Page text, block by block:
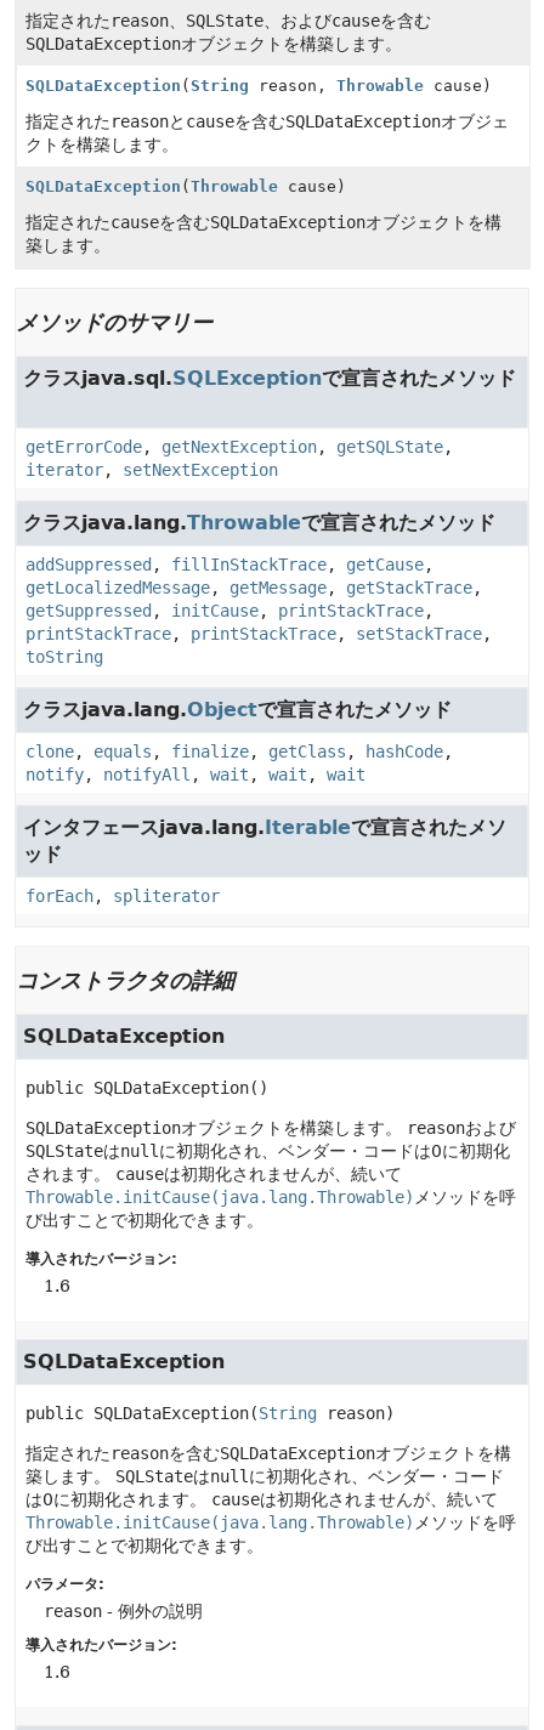
指定された reason SQLState 、およびcauseを含む
SQLDataExceptionオブジェクトを構築します。
SQLDataException ( String reason, Throwable cause)
指定された reasonと causeを含むSQLDataExceptionオブジェ
クトを構築します。
SQLDataException ( Throwable cause)
指定されたcauseを含むSQLDataExceptionオブジェクトを構
築します。
メソッドのサマリー
クラスjava.sql.SQLExceptionで宣言されたメソッド
getErrorCode, getNextException, getSQLState,
iterator, setNextException
クラスjava.lang.Throwableで宣言されたメソッド
addSuppressed , fillInStackTrace, getCause,
getLocalizedMessage, getMessage, getStackTrace,
getSuppressed , initCause, printStackTrace,
printStackTrace, printStackTrace, setStackTrace,
toString
クラスjava.lang.Objectで宣言されたメソッド
clone, equals , finalize, getClass , hashCode,
notify, notifyAll , wait , wait , wait
インタフェースjava.lang.Iterableで宣言されたメソ
ッド
forEach, spliterator
コンストラクタの詳細
SQLDataException
public SQLDataException()
SQLDataExceptionオブジェクトを構築します。 reasonおよび
SQLStateはnull に初期化され、ベンダー・コードは0に初期化
されます。
causeは初期化されませんが、続いて
Throwable.initCause(java.lang.Throwable) メソッドを呼
び出すことで初期化できます。
導入されたバージョン:
1.6
SQLDataException
public SQLDataException(String reason)
指定された reasonを含むSQLDataExceptionオブジェクトを構
築します。
SQLStateはnull に初期化され、ベンダー・コード
は0に初期化されます。
causeは初期化されませんが、続いて
Throwable.initCause(java.lang.Throwable) メソッドを呼
び出すことで初期化できます。
パラメータ:
reason - 例外の説明
導入されたバージョン:
1.6